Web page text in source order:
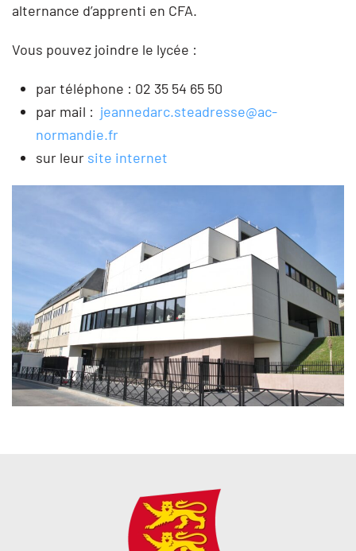
alternance d’apprenti en CFA.
Vous pouvez joindre le lycée :
par téléphone : 02 35 54 65 50
par mail : jeannedarc.steadresse@ac-
normandie.fr
sur leur site internet